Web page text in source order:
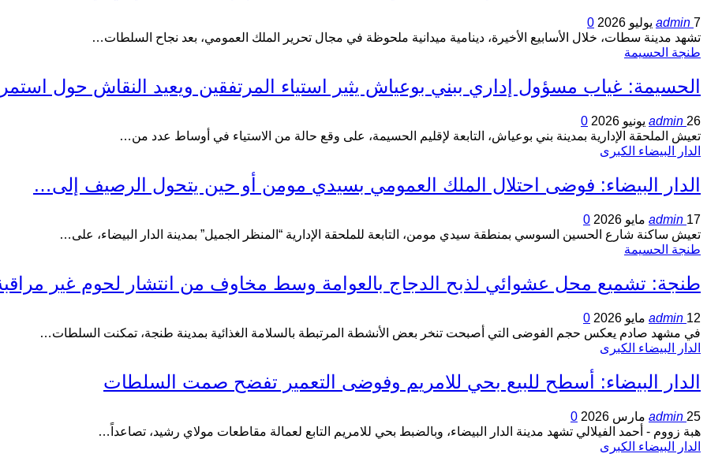
admin 7 يوليو 2026
0
تشهد مدينة سطات، خلال الأسابيع الأخيرة، دينامية ميدانية ملحوظة في مجال تحرير الملك العمومي، بعد نجاح السلطات…
طنجة الحسيمة
الحسيمة: غياب مسؤول إداري ببني بوعياش يثير استياء المرتفقين ويعيد النقاش حول
admin 26 يونيو 2026
0
تعيش الملحقة الإدارية بمدينة بني بوعياش، التابعة لإقليم الحسيمة، على وقع حالة من الاستياء في أوساط عدد من…
الدار البيضاء الكبرى
الدار البيضاء: فوضى احتلال الملك العمومي بسيدي مومن أو حين يتحول الرصيف إلى…
admin 17 مايو 2026
0
تعيش ساكنة شارع الحسين السوسي بمنطقة سيدي مومن، التابعة للملحقة الإدارية “المنظر الجميل” بمدينة الدار البيضاء، على…
طنجة الحسيمة
طنجة: تشميع محل عشوائي لذبح الدجاج بالعوامة وسط مخاوف من انتشار لحوم غير
admin 12 مايو 2026
0
في مشهد صادم يعكس حجم الفوضى التي أصبحت تنخر بعض الأنشطة المرتبطة بالسلامة الغذائية بمدينة طنجة، تمكنت السلطات…
الدار البيضاء الكبرى
الدار البيضاء: أسطح للبيع بحي للامريم وفوضى التعمير تفضح صمت السلطات
admin 25 مارس 2026
0
هبة زووم - أحمد الفيلالي تشهد مدينة الدار البيضاء، وبالضبط بحي للامريم التابع لعمالة مقاطعات مولاي رشيد، تصاعداً…
الدار البيضاء الكبرى